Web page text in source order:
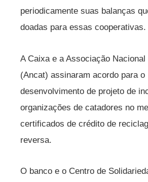
periodicamente suas balanças
doadas para essas cooperativas.
A Caixa e a Associação
(Ancat) assinaram acordo para o
desenvolvimento de projeto de
organizações de catadores no
certificados de crédito de
reversa.
O banco e o Centro de